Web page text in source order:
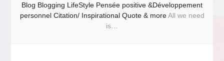
Blog Blogging LifeStyle Pensée positive &Développement
personnel Citation/ Inspirational Quote & moreAll we need
is…